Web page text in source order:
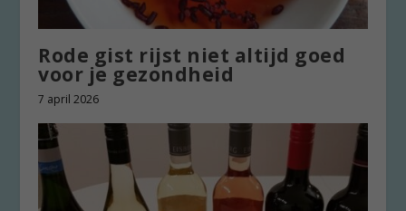
Rode gist rijst niet altijd goed
voor je gezondheid
7 april 2026